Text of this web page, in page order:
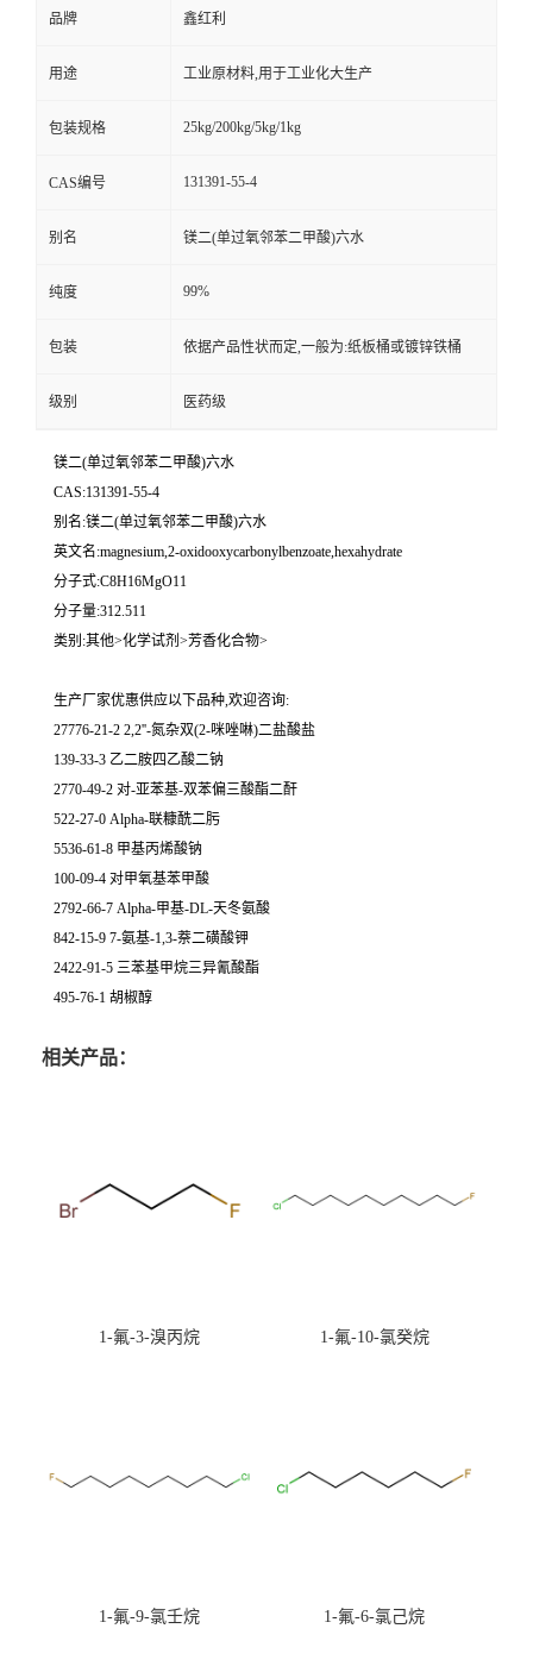
品牌 鑫红利
用途 工业原材料,用于工业化大生产
包装规格 25kg/200kg/5kg/1kg
CAS编号 131391-55-4
别名 镁二(单过氧邻苯二甲酸)六水
纯度 99%
包装 依据产品性状而定,一般为:纸板桶或镀锌铁桶
级别 医药级
镁二(单过氧邻苯二甲酸)六水
CAS:131391-55-4
别名:镁二(单过氧邻苯二甲酸)六水
英文名:magnesium,2-oxidooxycarbonylbenzoate,hexahydrate
分子式:C8H16MgO11
分子量:312.511
类别:其他>化学试剂>芳香化合物>
生产厂家优惠供应以下品种,欢迎咨询:
27776-21-2 2,2''-氮杂双(2-咪唑啉)二盐酸盐
139-33-3 乙二胺四乙酸二钠
2770-49-2 对-亚苯基-双苯偏三酸酯二酐
522-27-0 Alpha-联糠酰二肟
5536-61-8 甲基丙烯酸钠
100-09-4 对甲氧基苯甲酸
2792-66-7 Alpha-甲基-DL-天冬氨酸
842-15-9 7-氨基-1,3-萘二磺酸钾
2422-91-5 三苯基甲烷三异氰酸酯
495-76-1 胡椒醇
相关产品：
1-氟-3-溴丙烷 1-氟-10-氯癸烷
1-氟-9-氯壬烷 1-氟-6-氯己烷